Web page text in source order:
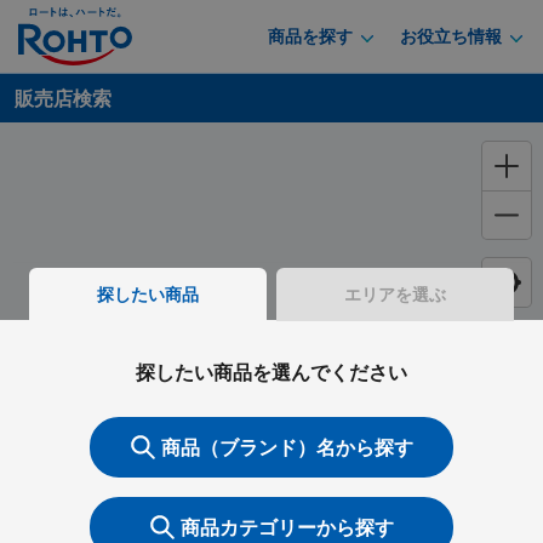
商品を探す お役立ち情報
販売店検索
探したい商品 エリアを選ぶ
探したい商品を選んでください
商品（ブランド）名から探す
商品カテゴリーから探す